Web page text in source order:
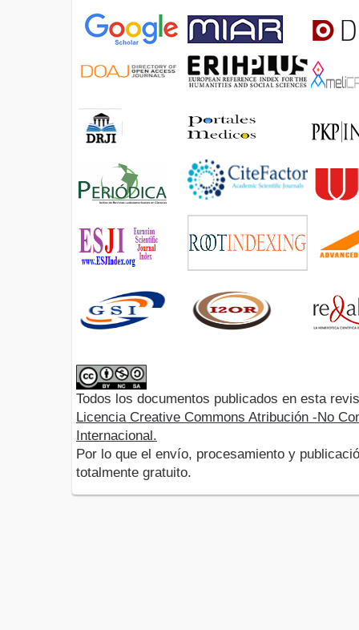
Todos los documentos publicados en esta
Licencia Creative Commons Atribución -No
Internacional.
Por lo que el envío, procesamiento y
totalmente gratuito.